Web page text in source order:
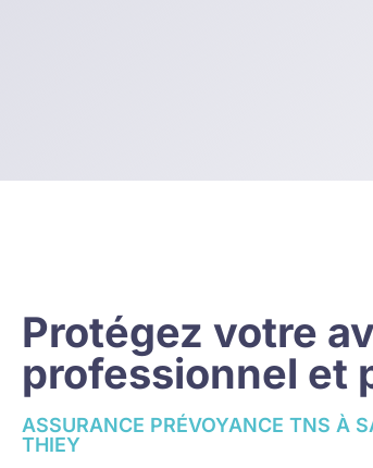
Protégez votre
professionnel et
ASSURANCE PRÉVOYANCE TNS À
THIEY